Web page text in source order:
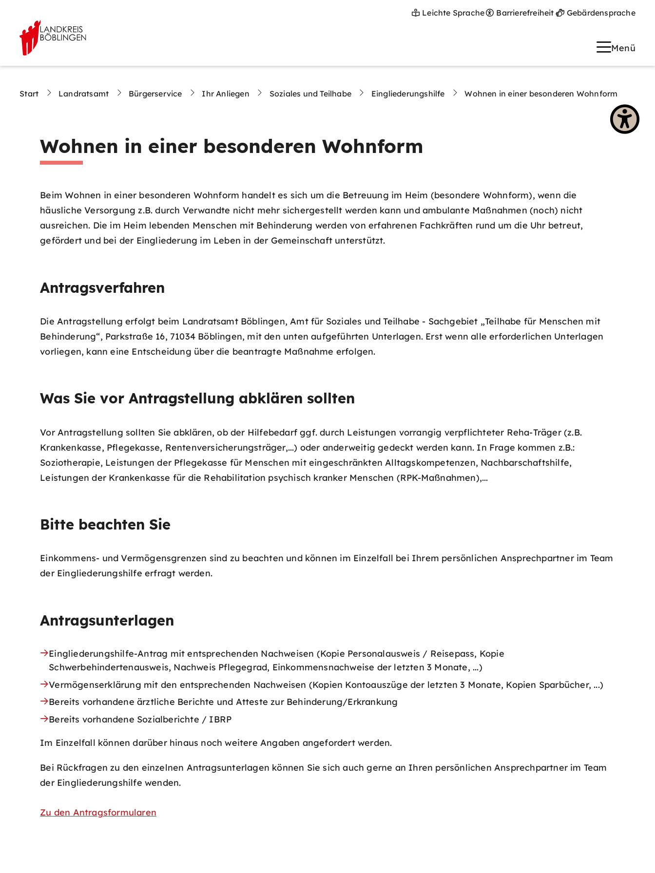
Leichte Sprache Barrierefreiheit Gebärdensprache
Menü
Start Landratsamt Bürgerservice Ihr Anliegen Soziales und Teilhabe Eingliederungshilfe Wohnen in einer besonderen Wohnform
Wohnen in einer besonderen Wohnform
Beim Wohnen in einer besonderen Wohnform handelt es sich um die Betreuung im Heim (besondere Wohnform), wenn die
häusliche Versorgung z.B. durch Verwandte nicht mehr sichergestellt werden kann und ambulante Maßnahmen (noch) nicht
ausreichen. Die im Heim lebenden Menschen mit Behinderung werden von erfahrenen Fachkräften rund um die Uhr betreut,
gefördert und bei der Eingliederung im Leben in der Gemeinschaft unterstützt.
Antragsverfahren
Die Antragstellung erfolgt beim Landratsamt Böblingen, Amt für Soziales und Teilhabe - Sachgebiet „Teilhabe für Menschen mit
Behinderung“, Parkstraße 16, 71034 Böblingen, mit den unten aufgeführten Unterlagen. Erst wenn alle erforderlichen Unterlagen
vorliegen, kann eine Entscheidung über die beantragte Maßnahme erfolgen.
Was Sie vor Antragstellung abklären sollten
Vor Antragstellung sollten Sie abklären, ob der Hilfebedarf ggf. durch Leistungen vorrangig verpflichteter Reha-Träger (z.B.
Krankenkasse, Pflegekasse, Rentenversicherungsträger,...) oder anderweitig gedeckt werden kann. In Frage kommen z.B.:
Soziotherapie, Leistungen der Pflegekasse für Menschen mit eingeschränkten Alltagskompetenzen, Nachbarschaftshilfe,
Leistungen der Krankenkasse für die Rehabilitation psychisch kranker Menschen (RPK-Maßnahmen),...
Bitte beachten Sie
Einkommens- und Vermögensgrenzen sind zu beachten und können im Einzelfall bei Ihrem persönlichen Ansprechpartner im Team
der Eingliederungshilfe erfragt werden.
Antragsunterlagen
Eingliederungshilfe-Antrag mit entsprechenden Nachweisen (Kopie Personalausweis / Reisepass, Kopie
Schwerbehindertenausweis, Nachweis Pflegegrad, Einkommensnachweise der letzten 3 Monate, ...)
Vermögenserklärung mit den entsprechenden Nachweisen (Kopien Kontoauszüge der letzten 3 Monate, Kopien Sparbücher, ...)
Bereits vorhandene ärztliche Berichte und Atteste zur Behinderung/Erkrankung
Bereits vorhandene Sozialberichte / IBRP
Im Einzelfall können darüber hinaus noch weitere Angaben angefordert werden.
Bei Rückfragen zu den einzelnen Antragsunterlagen können Sie sich auch gerne an Ihren persönlichen Ansprechpartner im Team
der Eingliederungshilfe wenden.
Zu den Antragsformularen